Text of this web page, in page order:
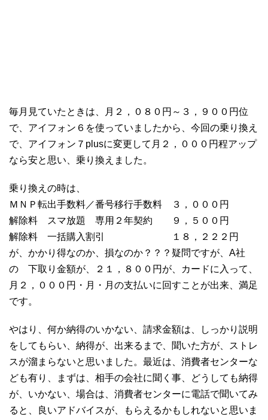
毎月見ていたときは、月２，０８０円～３，９００円位
で、アイフォン６を使っていましたから、今回の乗り換え
で、アイフォン７plusに変更して月２，０００円程アップ
なら安と思い、乗り換えました。
乗り換えの時は、
ＭＮＰ転出手数料／番号移行手数料 ３，０００円
解除料 スマ放題 専用２年契約 ９，５００円
解除料 一括購入割引 １８，２２２円
が、かかり得なのか、損なのか？？？疑問ですが、A社
の 下取り金額が、２１，８００円が、カードに入って、
月２，０００円・月・月の支払いに回すことが出来、満足
です。
やはり、何か納得のいかない、請求金額は、しっかり説明
をしてもらい、納得が、出来るまで、聞いた方が、ストレ
スが溜まらないと思いました。最近は、消費者センターな
ども有り、まずは、相手の会社に聞く事、どうしても納得
が、いかない、場合は、消費者センターに電話で聞いてみ
ると、良いアドバイスが、もらえるかもしれないと思いま